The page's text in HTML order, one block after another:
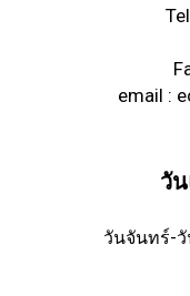
email :
วั
วันจันทร์-วั